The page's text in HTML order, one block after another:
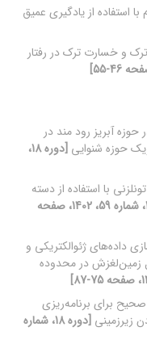
استفاده از یادگیری عمیق
و خسارت ترک در رفتار
آبریز رود مند در
حوزه شنوایی
[دوره 18،
با استفاده از دسته
[دوره 18، شماره 59، 1402، صفحه
داده‌های ژئوالکتریکی و
زمین‌لغزش در محدوده
برای برنامه‌ریزی
زیرزمینی
[دوره 18، شماره